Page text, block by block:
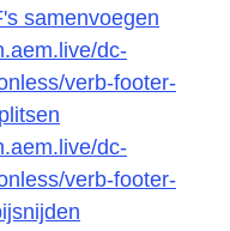
samenvoegen
dc-
verb-footer-
dc-
verb-footer-